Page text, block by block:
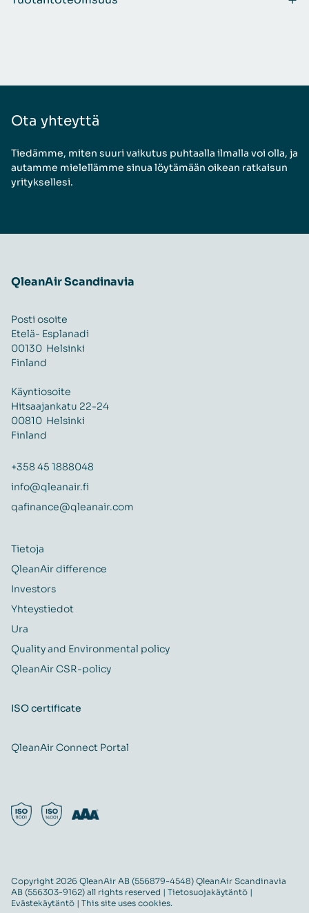
Ota yhteyttä
Tiedämme, miten suuri vaikutus puhtaalla ilmalla voi olla, ja
autamme mielellämme sinua löytämään oikean ratkaisun
yrityksellesi.
QleanAir Scandinavia
Posti osoite
Etelä- Esplanadi
00130 Helsinki
Finland
Käyntiosoite
Hitsaajankatu 22-24
00810 Helsinki
Finland
+358 45 1888048
info@qleanair.fi
qafinance@qleanair.com
Tietoja
QleanAir difference
Investors
Yhteystiedot
Ura
Quality and Environmental policy
QleanAir CSR-policy
ISO certificate
QleanAir Connect Portal
Copyright 2026 QleanAir AB (556879-4548) QleanAir Scandinavia
AB (556303-9162) all rights reserved | Tietosuojakäytäntö |
Evästekäytäntö | This site uses cookies.